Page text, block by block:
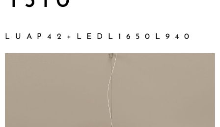
LUAP42+LEDL1650L940